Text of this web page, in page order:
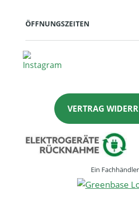
ÖFFNUNGSZEITEN
VERTRAG
Ein